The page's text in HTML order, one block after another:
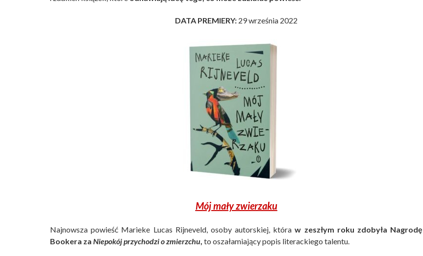
DATA PREMIERY: 29 września 2022
Mój mały zwierzaku
Najnowsza powieść Marieke Lucas Rijneveld, osoby autorskiej, któraw zeszłym roku zdobyła Nagrodę
Bookera za Niepokój przychodzi o zmierzchu to oszałamiający popis literackiego talentu.